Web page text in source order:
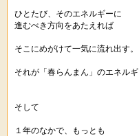
ひとたび、そのエネルギーに
進むべき方向をあたえれば
そこにめがけて一気に流れ出す。
それが「春らんまん」のエネルギ
そして
１年のなかで、もっとも